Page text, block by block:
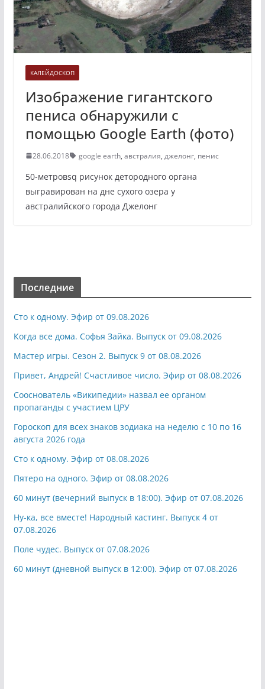
КАЛЕЙДОСКОП
Изображение гигантского
пениса обнаружили с
помощью Google Earth (фото)
28.06.2018 google earth, австралия, джелонг, пенис
50-метровsq рисунок детородного органа
выгравирован на дне сухого озера у
австралийского города Джелонг
Последние
Сто к одному. Эфир от 09.08.2026
Когда все дома. Софья Зайка. Выпуск от 09.08.2026
Мастер игры. Сезон 2. Выпуск 9 от 08.08.2026
Привет, Андрей! Счастливое число. Эфир от 08.08.2026
Сооснователь «Википедии» назвал ее органом
пропаганды с участием ЦРУ
Гороскоп для всех знаков зодиака на неделю с 10 по 16
августа 2026 года
Сто к одному. Эфир от 08.08.2026
Пятеро на одного. Эфир от 08.08.2026
60 минут (вечерний выпуск в 18:00). Эфир от 07.08.2026
Ну-ка, все вместе! Народный кастинг. Выпуск 4 от
07.08.2026
Поле чудес. Выпуск от 07.08.2026
60 минут (дневной выпуск в 12:00). Эфир от 07.08.2026